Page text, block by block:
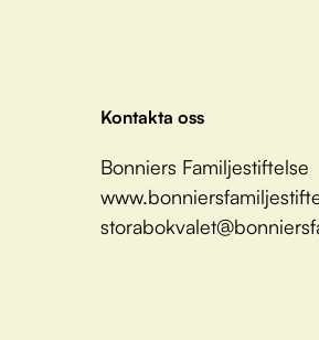
Kontakta oss
Bonniers Familjestiftelse